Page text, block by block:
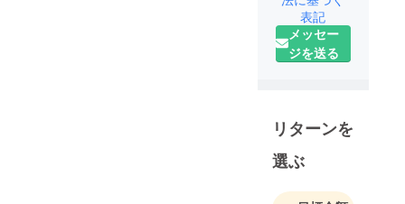
ト。便利な
ものを年齢
も人も選ば
い！そんな
思いでこの
名前にしま
でになかっ
表記
メッセー
ジを送る
リターンを
選ぶ